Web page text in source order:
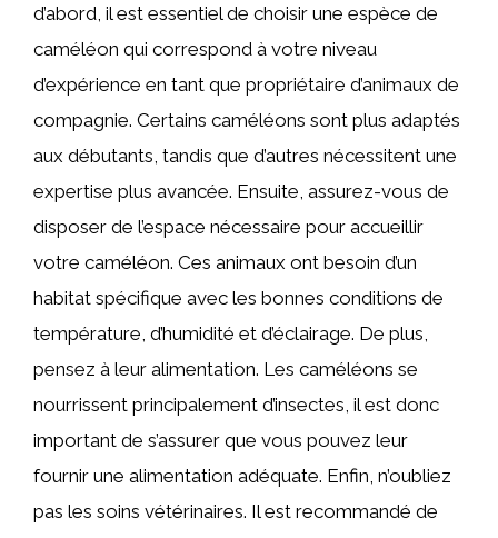
d’abord, il est essentiel de choisir une espèce de
caméléon qui correspond à votre niveau
d’expérience en tant que propriétaire d’animaux de
compagnie. Certains caméléons sont plus adaptés
aux débutants, tandis que d’autres nécessitent une
expertise plus avancée. Ensuite, assurez-vous de
disposer de l’espace nécessaire pour accueillir
votre caméléon. Ces animaux ont besoin d’un
habitat spécifique avec les bonnes conditions de
température, d’humidité et d’éclairage. De plus,
pensez à leur alimentation. Les caméléons se
nourrissent principalement d’insectes, il est donc
important de s’assurer que vous pouvez leur
fournir une alimentation adéquate. Enfin, n’oubliez
pas les soins vétérinaires. Il est recommandé de